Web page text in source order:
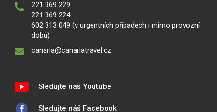
221 969 229
221 969 224
602 313 049 (v urgentních případech i mimo provozní
dobu)
canaria@canariatravel.cz
Sledujte náš Youtube
Sledujte náš Facebook